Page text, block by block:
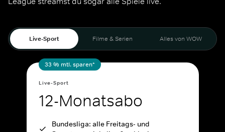
Live-Sport Filme & Serien Alles von WOW
33 % mtl. sparen*
Live-Sport
12-Monatsabo
Bundesliga: alle Freitags- und